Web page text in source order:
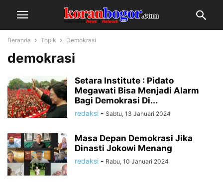
Beranda Topik Demokrasi
demokrasi
Setara Institute : Pidato
Megawati Bisa Menjadi Alarm
Bagi Demokrasi Di...
redaksi - Sabtu, 13 Januari 2024
Masa Depan Demokrasi Jika
Dinasti Jokowi Menang
redaksi - Rabu, 10 Januari 2024